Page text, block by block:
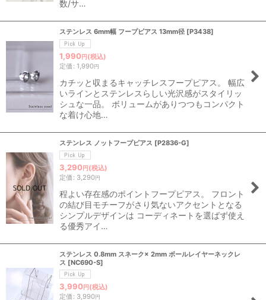
数/サ…
ステンレス 6mm幅 フープピアス 13mm径 [P3438]
1,990円(税込)
定価 : 1,990円
カチッと収まるキャッチレスフープピアス。 幅広
いラインとステンレスらしい光沢感がスタイリッ
シュな一品。 ボリュームがありつつもコンパクト
な着け心地…
ステンレス ノットフープピアス [P2836-G]
3,290円(税込)
定価 : 3,290円
程よい存在感のポイントフープピアス。 フロント
の結び目モチーフがさり気ないアクセントとなる
シンプルデザインは コーディネートを選ばず使え
る優秀アイ…
ステンレス 0.8mm スネーク× 2mm ボールレイヤーネックレ
ス [NC690-S]
3,990円 (税込)
定価 : 3,990円